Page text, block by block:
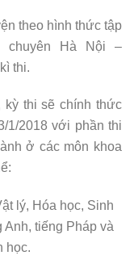
theo hình thức tập
chuyên Hà Nội –
thi.
kỳ thi sẽ chính thức
1/2018 với phần thi
ở các môn khoa
lý, Hóa học, Sinh
tiếng Pháp và
học.